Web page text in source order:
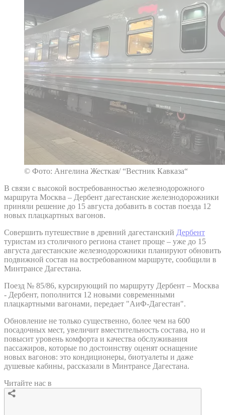
© Фото: Ангелина Жесткая/ “Вестник Кавказа“
В связи с высокой востребованностью железнодорожного
маршрута Москва – Дербент дагестанские железнодорожники
приняли решение до 15 августа добавить в состав поезда 12
новых плацкартных вагонов.
Совершить путешествие в древний дагестанский Дербент
туристам из столичного региона станет проще – уже до 15
августа дагестанские железнодорожники планируют обновить
подвижной состав на востребованном маршруте, сообщили в
Минтрансе Дагестана.
Поезд № 85/86, курсирующий по маршруту Дербент – Москва
- Дербент, пополнится 12 новыми современными
плацкартными вагонами, передает "АиФ-Дагестан".
Обновление не только существенно, более чем на 600
посадочных мест, увеличит вместительность состава, но и
повысит уровень комфорта и качества обслуживания
пассажиров, которые по достоинству оценят оснащение
новых вагонов: это кондиционеры, биотуалеты и даже
душевые кабины, рассказали в Минтрансе Дагестана.
Читайте нас в